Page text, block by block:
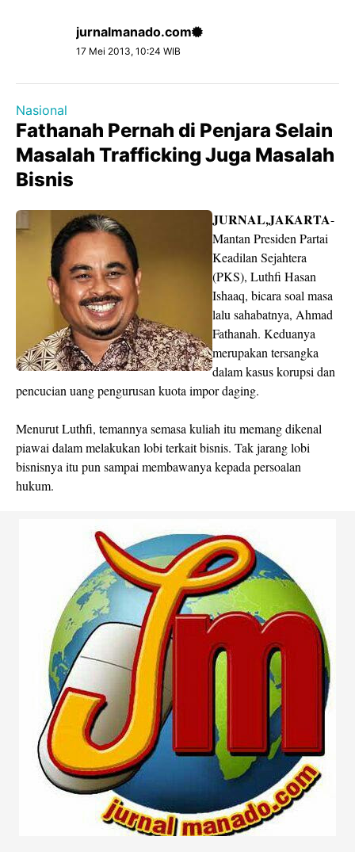
jurnalmanado.com
17 Mei 2013, 10:24 WIB
Nasional
Fathanah Pernah di Penjara Selain
Masalah Trafficking Juga Masalah
Bisnis
JURNAL,JAKARTA-
Mantan Presiden Partai
Keadilan Sejahtera
(PKS), Luthfi Hasan
Ishaaq, bicara soal masa
lalu sahabatnya, Ahmad
Fathanah. Keduanya
merupakan tersangka
dalam kasus korupsi dan
pencucian uang pengurusan kuota impor daging.
Menurut Luthfi, temannya semasa kuliah itu memang dikenal
piawai dalam melakukan lobi terkait bisnis. Tak jarang lobi
bisnisnya itu pun sampai membawanya kepada persoalan
hukum.